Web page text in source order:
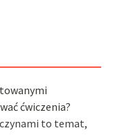
ćwiczenia?
to temat,